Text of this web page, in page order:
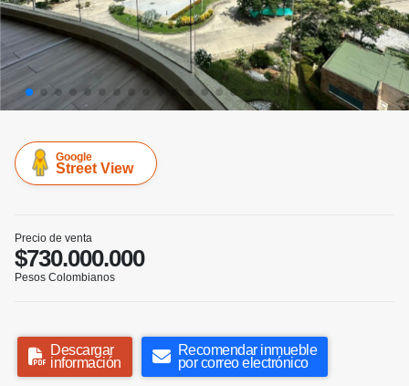
Google
Street View
Precio de venta
$730.000.000
Pesos Colombianos
Descargar
información
Recomendar inmueble
por correo electrónico